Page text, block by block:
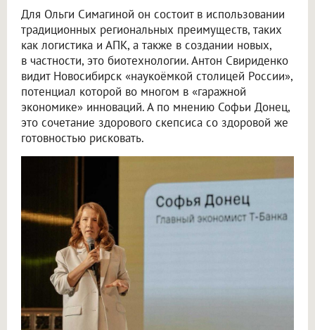
Для Ольги Симагиной он состоит в использовании
традиционных региональных преимуществ, таких
как логистика и АПК, а также в создании новых,
в частности, это биотехнологии. Антон Свириденко
видит Новосибирск «наукоёмкой столицей России»,
потенциал которой во многом в «гаражной
экономике» инноваций. А по мнению Софьи Донец,
это сочетание здорового скепсиса со здоровой же
готовностью рисковать.